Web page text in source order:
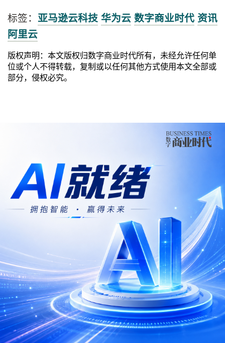
标签： 亚马逊云科技 华为云 数字商业时代 资讯
阿里云
版权声明：本文版权归数字商业时代所有，未经允许任何单
位或个人不得转载，复制或以任何其他方式使用本文全部或
部分，侵权必究。